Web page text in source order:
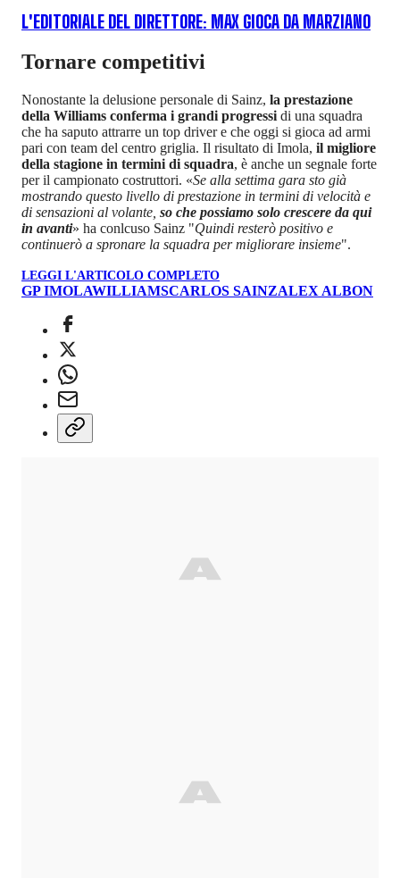
L'EDITORIALE DEL DIRETTORE: MAX GIOCA DA MARZIANO
Tornare competitivi
Nonostante la delusione personale di Sainz, la prestazione
della Williams conferma i grandi progressi di una squadra
che ha saputo attrarre un top driver e che oggi si gioca ad armi
pari con team del centro griglia. Il risultato di Imola, il migliore
della stagione in termini di squadra, è anche un segnale forte
per il campionato costruttori. «Se alla settima gara sto già
mostrando questo livello di prestazione in termini di velocità e
di sensazioni al volante, so che possiamo solo crescere da qui
in avanti» ha conlcuso Sainz "Quindi resterò positivo e
continuerò a spronare la squadra per migliorare insieme".
LEGGI L'ARTICOLO COMPLETO
GP IMOLAWILLIAMSCARLOS SAINZALEX ALBON